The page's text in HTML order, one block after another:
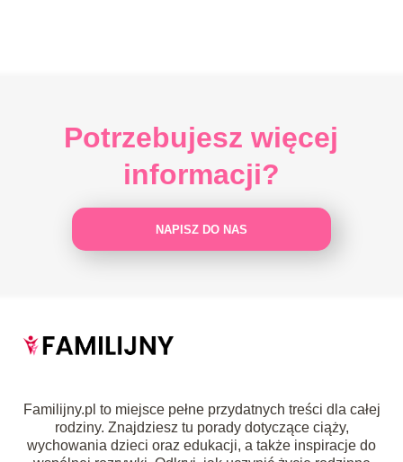
Potrzebujesz więcej
informacji?
NAPISZ DO NAS
Familijny.pl to miejsce pełne przydatnych treści dla całej
rodziny. Znajdziesz tu porady dotyczące ciąży,
wychowania dzieci oraz edukacji, a także inspiracje do